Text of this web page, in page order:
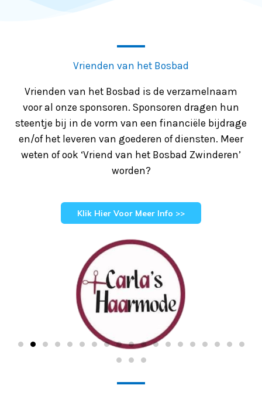
Vrienden van het Bosbad
Vrienden van het Bosbad is de verzamelnaam
voor al onze sponsoren. Sponsoren dragen hun
steentje bij in de vorm van een financiële bijdrage
en/of het leveren van goederen of diensten. Meer
weten of ook ‘Vriend van het Bosbad Zwinderen’
worden?
Klik Hier Voor Meer Info >>